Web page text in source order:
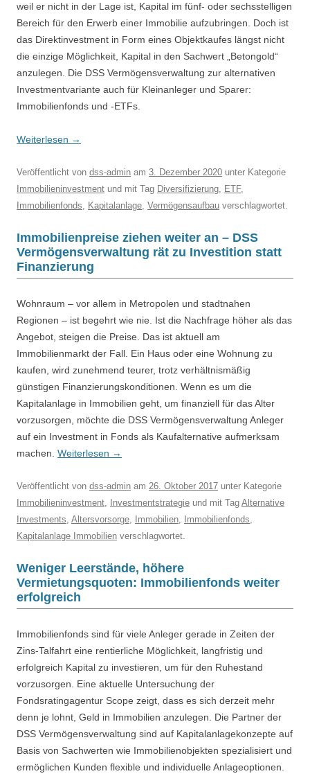
weil er nicht in der Lage ist, Kapital im fünf- oder sechsstelligen
Bereich für den Erwerb einer Immobilie aufzubringen. Doch ist
das Direktinvestment in Form eines Objektkaufes längst nicht
die einzige Möglichkeit, Kapital in den Sachwert „Betongold“
anzulegen. Die DSS Vermögensverwaltung zur alternativen
Investmentvariante auch für Kleinanleger und Sparer:
Immobilienfonds und -ETFs.
Weiterlesen →
Veröffentlicht von dss-admin am 3. Dezember 2020 unter Kategorie
Immobilieninvestment und mit Tag Diversifizierung, ETF,
Immobilienfonds, Kapitalanlage, Vermögensaufbau verschlagwortet.
Immobilienpreise ziehen weiter an – DSS
Vermögensverwaltung rät zu Investition statt
Finanzierung
Wohnraum – vor allem in Metropolen und stadtnahen
Regionen – ist begehrt wie nie. Ist die Nachfrage höher als das
Angebot, steigen die Preise. Das ist aktuell am
Immobilienmarkt der Fall. Ein Haus oder eine Wohnung zu
kaufen, wird zunehmend teurer, trotz verhältnismäßig
günstigen Finanzierungskonditionen. Wenn es um die
Kapitalanlage in Immobilien geht, um finanziell für das Alter
vorzusorgen, möchte die DSS Vermögensverwaltung Anleger
auf ein Investment in Fonds als Kaufalternative aufmerksam
machen. Weiterlesen →
Veröffentlicht von dss-admin am 26. Oktober 2017 unter Kategorie
Immobilieninvestment, Investmentstrategie und mit Tag Alternative
Investments, Altersvorsorge, Immobilien, Immobilienfonds,
Kapitalanlage Immobilien verschlagwortet.
Weniger Leerstände, höhere
Vermietungsquoten: Immobilienfonds weiter
erfolgreich
Immobilienfonds sind für viele Anleger gerade in Zeiten der
Zins-Talfahrt eine rentierliche Möglichkeit, langfristig und
erfolgreich Kapital zu investieren, um für den Ruhestand
vorzusorgen. Eine aktuelle Untersuchung der
Fondsratingagentur Scope zeigt, dass es sich derzeit mehr
denn je lohnt, Geld in Immobilien anzulegen. Die Partner der
DSS Vermögensverwaltung sind auf Kapitalanlagekonzepte auf
Basis von Sachwerten wie Immobilienobjekten spezialisiert und
ermöglichen Kunden flexible und individuelle Anlageoptionen.